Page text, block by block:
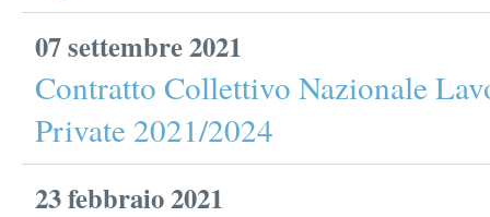
07 settembre 2021
Contratto Collettivo Nazionale
Private 2021/2024
23 febbraio 2021